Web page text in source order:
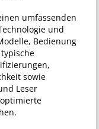
umfassenden
und
Bedienung
sowie
Leser